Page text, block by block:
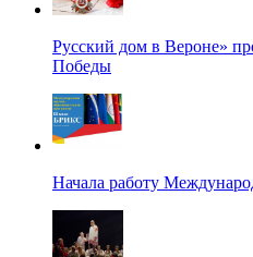
Русский дом в Вероне»
Победы
Начала работу